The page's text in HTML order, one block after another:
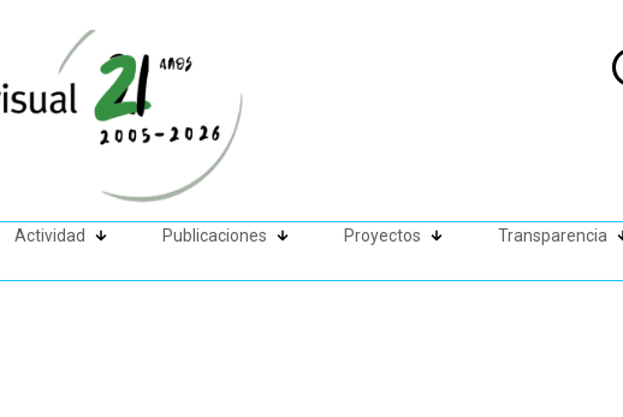
Actividad Publicaciones Proyectos Transparencia